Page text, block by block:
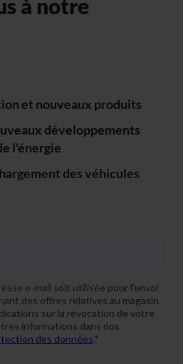
à notre
et nouveaux produits
développements
l'énergie
des véhicules